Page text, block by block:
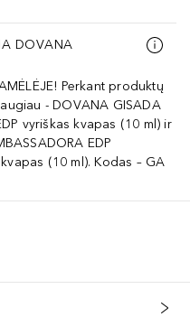
DOVANA
Perkant produktų
- DOVANA GISADA
vyriškas kvapas (10 ml) ir
EDP
(10 ml). Kodas – GA